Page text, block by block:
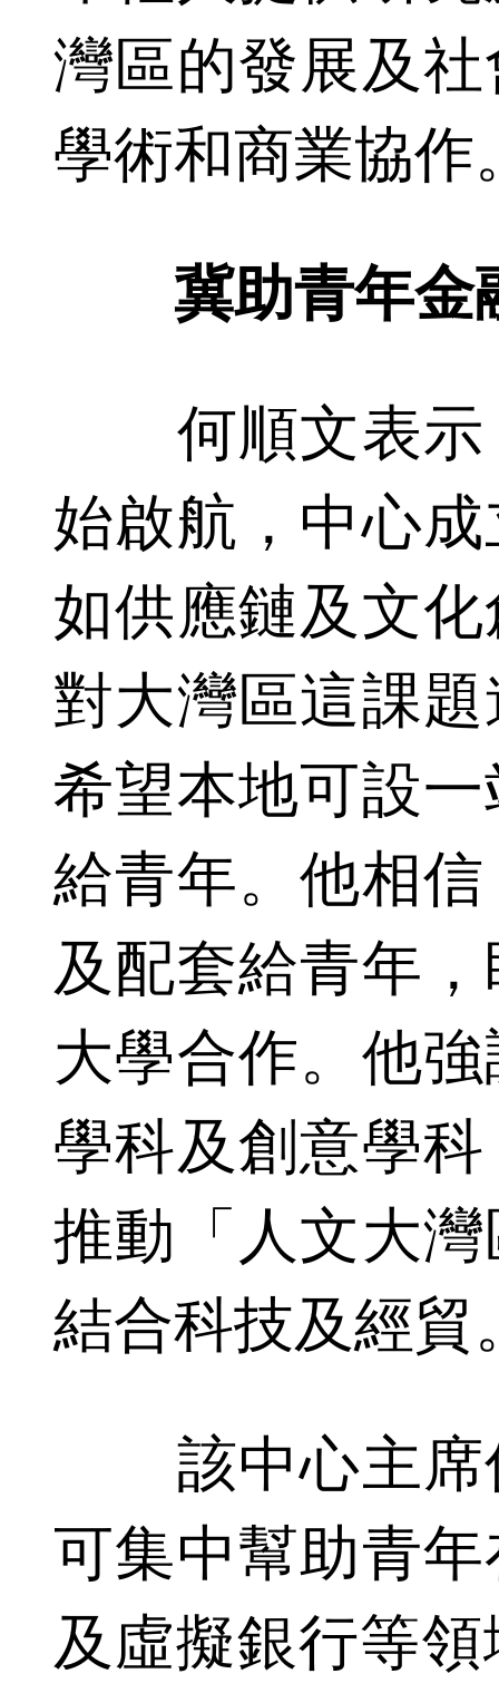
灣區的發展及
學術和商業協作
冀助青年金
何順文表示
始啟航，中心
如供應鏈及文
對大灣區這課
希望本地可設
給青年。他相
及配套給青年
大學合作。他
學科及創意學
推動「人文大
結合科技及經貿
該中心主席
可集中幫助青
及虛擬銀行等領